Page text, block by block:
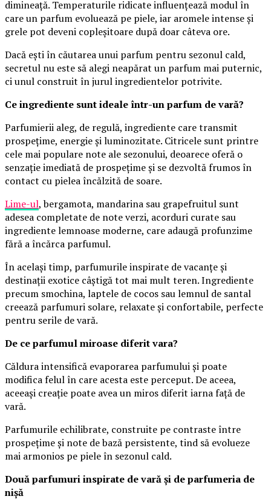
dimineață. Temperaturile ridicate influențează modul în
care un parfum evoluează pe piele, iar aromele intense și
grele pot deveni copleșitoare după doar câteva ore.
Dacă ești în căutarea unui parfum pentru sezonul cald,
secretul nu este să alegi neapărat un parfum mai puternic,
ci unul construit în jurul ingredientelor potrivite.
Ce ingrediente sunt ideale într-un parfum de vară?
Parfumierii aleg, de regulă, ingrediente care transmit
prospețime, energie și luminozitate. Citricele sunt printre
cele mai populare note ale sezonului, deoarece oferă o
senzație imediată de prospețime și se dezvoltă frumos în
contact cu pielea încălzită de soare.
Lime-ul, bergamota, mandarina sau grapefruitul sunt
adesea completate de note verzi, acorduri curate sau
ingrediente lemnoase moderne, care adaugă profunzime
fără a încărca parfumul.
În același timp, parfumurile inspirate de vacanțe și
destinații exotice câștigă tot mai mult teren. Ingrediente
precum smochina, laptele de cocos sau lemnul de santal
creează parfumuri solare, relaxate și confortabile, perfecte
pentru serile de vară.
De ce parfumul miroase diferit vara?
Căldura intensifică evaporarea parfumului și poate
modifica felul în care acesta este perceput. De aceea,
aceeași creație poate avea un miros diferit iarna față de
vară.
Parfumurile echilibrate, construite pe contraste între
prospețime și note de bază persistente, tind să evolueze
mai armonios pe piele în sezonul cald.
Două parfumuri inspirate de vară și de parfumeria de
nișă